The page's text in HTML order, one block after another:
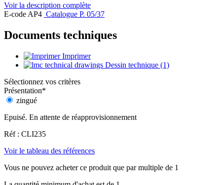
Voir la description complète
E-code AP4 Catalogue P. 05/37
Documents techniques
Imprimer
Dessin technique (1)
Sélectionnez vos critères
Présentation*
zingué
Epuisé. En attente de réapprovisionnement
Réf : CLI235
Voir le tableau des références
Vous ne pouvez acheter ce produit que par multiple de 1